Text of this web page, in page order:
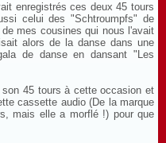
enregistrés ces deux 45 tours
celui des "Schtroumpfs" de
mes cousines qui nous l'avait
alors de la danse dans une
de danse en dansant "Les
45 tours à cette occasion et
cassette audio (De la marque
mais elle a morflé !) pour que